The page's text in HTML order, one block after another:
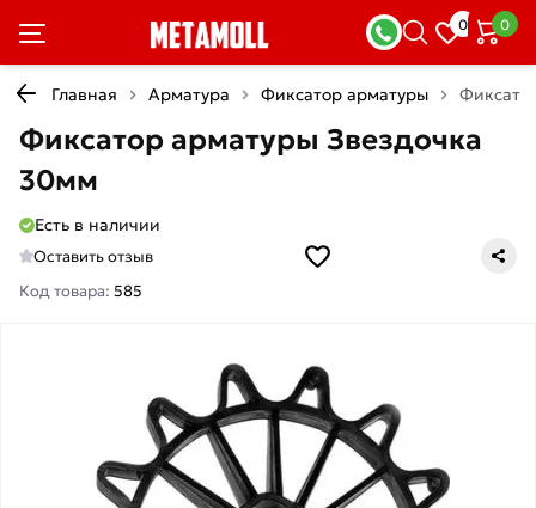
0 0
Главная Арматура Фиксатор арматуры
Фиксатор арматуры Звездочка
30мм
Есть в наличии
Оставить отзыв
Код товара: 585